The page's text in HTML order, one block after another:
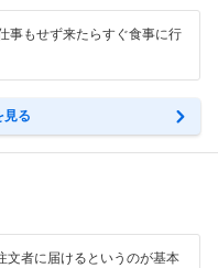
事もせず来たらすぐ食事に行
見る
文者に届けるというのが基本